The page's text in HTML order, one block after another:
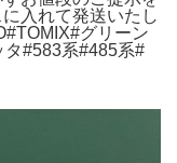
入れて発送いたし
グリーン
タ#583系#485系#